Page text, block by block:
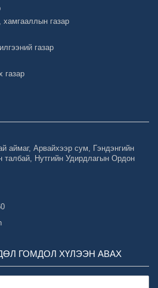
газар
газар
газар
аймаг, Арвайхээр сум, Гэндэнгийн
Нутгийн Удирдлагын Ордон
ГОМДОЛ ХҮЛЭЭН АВАХ